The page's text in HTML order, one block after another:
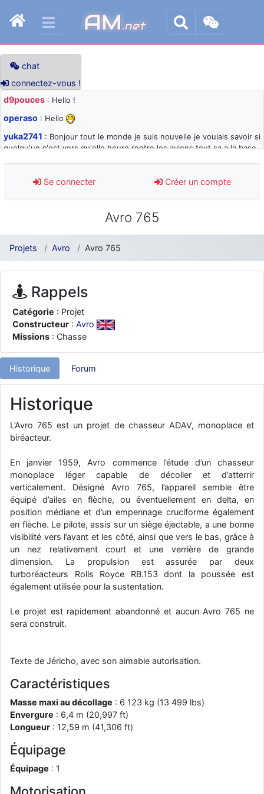
AM.net
chat
connectez-vous !
d9pouces : Hello !
operaso : Hello
yuka2741 : Bonjour tout le monde je suis nouvelle je voulais savoir si
quelqu'un c'est vers qu'elle heure rentre les avions tout sa a la base
d9pouces: désolé pour les quelques blocages du site ces derniers
jours : je teste des méthodes contre le spam et les bots trop nocifs
: Super, la nouvelle bannière
d9pouces
: je suis un avion@,._,+ > lesquels ? je ne suis pas sûr de
comprendre
d9pouces: ouakamois > si tu parles du sujet sur l'Armée de l'Air,
bien sûr que oui !
je suis un avion@,._,+
moi et quelques avions n'ont pas les mêmes noms qu'aujourd'hui
ouakamois
: Bonjourà toutes et à tous.en espérantque ces
quelques images du Pays Basque vous auront plu ; Agur…
: Je me rattraperai à la Ferté samedi
d9pouces: Malheureusement non
fox_50
: Bonjour, certains parmis vous étaient-ils présent au
meeting de Lann Bihoué de 2026 ?
cachée dans les pins: Coucou et excellente année 2026 à tous et
au site!
jericho
: Bonne année et tous mes meilleurs voeux à tous pour
2026 !
little boy: je vous souhaite un bon réveillon pour cette nouvelle
année!
jericho: Merci D9pouces, à mon tour de souhaiter un Joyeux Noël
et de bonnes fêtes de fin d'année.
d9pouces : Joyeux Noël à tous !
d9pouces: mais tu peux tenter l'un des rares lycées militaires
comme le Prytanée dans la Sarthe, ça ne peut pas faire de mal !
d9pouces
: C'est plutôt après le lycée, voire après une prépa
yaellerigolow: bonjour a tous je suis un élève de première
d9pouces : lesquels, par exemple ?
mahmoud: bonsoir, très instructif ce site .mais nous aimerions avoir
les photo des anciens appareils de l'armée de l'air de la haute -volta
d9pouces: Ça me casse quand même bien les pieds, j’avoue
jericho: Pour moi tout est à nouveau OK dirait-on… Merci à toi.
d9pouces: En espérant n’avoir coupé les accessoires de personne
au passage !
un peu mieux
Se connecter Créer un compte
Avro 765
Projets Avro Avro 765
Rappels
Catégorie : Projet
Constructeur : Avro
Missions : Chasse
Historique Forum
Historique
L’Avro 765 est un projet de chasseur ADAV, monoplace et
biréacteur.
En janvier 1959, Avro commence l’étude d’un chasseur
monoplace léger capable de décoller et d’atterrir
verticalement. Désigné Avro 765, l’appareil semble être
équipé d’ailes en flèche, ou éventuellement en delta, en
position médiane et d’un empennage cruciforme également
en flèche. Le pilote, assis sur un siège éjectable, a une bonne
visibilité vers l’avant et les côté, ainsi que vers le bas, grâce à
un nez relativement court et une verrière de grande
dimension. La propulsion est assurée par deux
turboréacteurs Rolls Royce RB.153 dont la poussée est
également utilisée pour la sustentation.
Le projet est rapidement abandonné et aucun Avro 765 ne
sera construit.
Texte de Jéricho, avec son aimable autorisation.
Caractéristiques
Masse maxi au décollage : 6 123 kg (13 499 lbs)
Envergure : 6,4 m (20,997 ft)
Longueur : 12,59 m (41,306 ft)
Équipage
Équipage : 1